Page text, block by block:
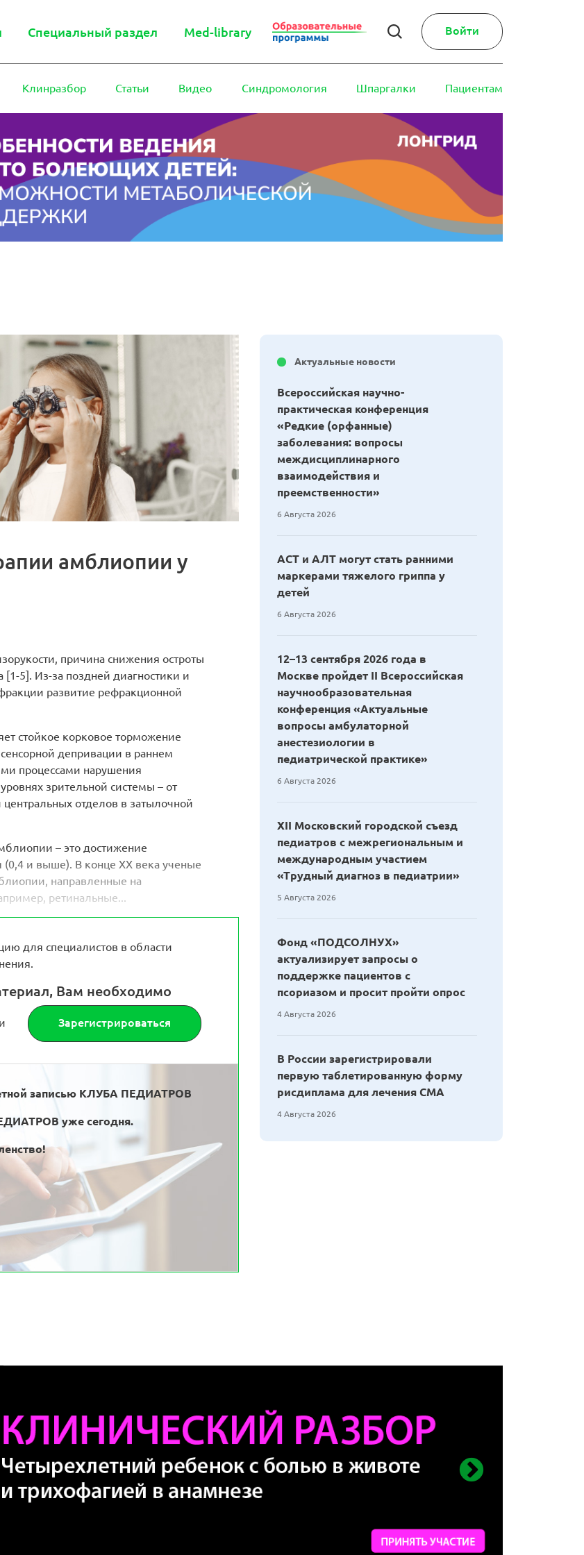
Специальный раздел Med-library Войти
Клинразбор Статьи Видео Синдромология Шпаргалки Пациентам
амблиопии у
причина снижения остроты
5]. Из-за поздней диагностики и
развитие рефракционной
стойкое корковое торможение
депривации в раннем
процессами нарушения
зрительной системы – от
отделов в затылочной
– это достижение
(0,4 и выше). В конце ХХ века ученые
направленные на
ретинальные...
для специалистов в области
Вам необходимо
Зарегистрироваться
записью КЛУБА ПЕДИАТРОВ
уже сегодня.
Актуальные новости
Всероссийская научно-
практическая конференция
«Редкие (орфанные)
заболевания: вопросы
междисциплинарного
взаимодействия и
преемственности»
6 Августа 2026
АСТ и АЛТ могут стать ранними
маркерами тяжелого гриппа у
детей
6 Августа 2026
12–13 сентября 2026 года в
Москве пройдет II Всероссийская
научнообразовательная
конференция «Актуальные
вопросы амбулаторной
анестезиологии в
педиатрической практике»
6 Августа 2026
XII Московский городской съезд
педиатров с межрегиональным и
международным участием
«Трудный диагноз в педиатрии»
5 Августа 2026
Фонд «ПОДСОЛНУХ»
актуализирует запросы о
поддержке пациентов с
псориазом и просит пройти опрос
4 Августа 2026
В России зарегистрировали
первую таблетированную форму
рисдиплама для лечения СМА
4 Августа 2026